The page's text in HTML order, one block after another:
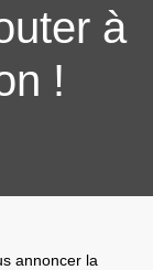
à
!
annoncer la